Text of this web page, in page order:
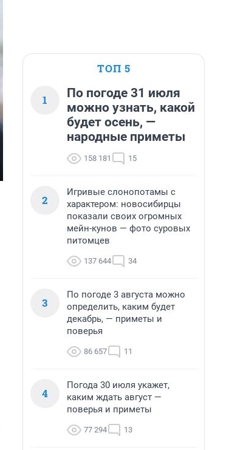
ТОП 5
1
По погоде 31 июля
можно узнать, какой
будет осень, —
народные приметы
158 181 15
2
Игривые слонопотамы с
характером: новосибирцы
показали своих огромных
мейн-кунов — фото суровых
питомцев
137 644 34
3
По погоде 3 августа можно
определить, каким будет
декабрь, — приметы и
поверья
86 657 11
4
Погода 30 июля укажет,
каким ждать август —
поверья и приметы
77 294 13